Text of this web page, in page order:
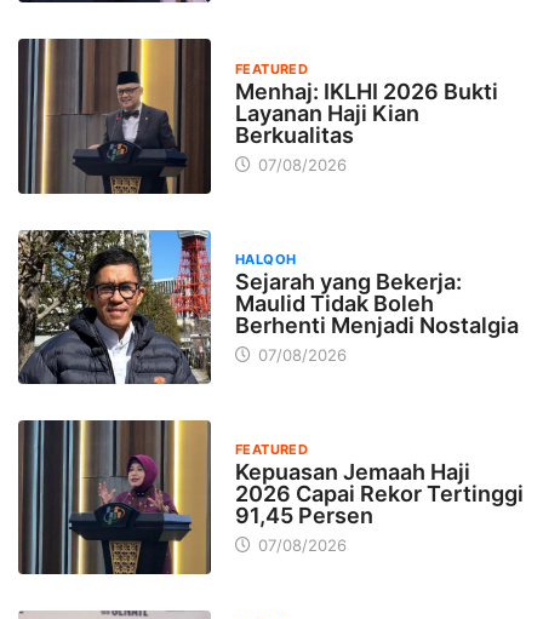
FEATURED
Menhaj: IKLHI 2026 Bukti
Layanan Haji Kian
Berkualitas
07/08/2026
HALQOH
Sejarah yang Bekerja:
Maulid Tidak Boleh
Berhenti Menjadi Nostalgia
07/08/2026
FEATURED
Kepuasan Jemaah Haji
2026 Capai Rekor Tertinggi
91,45 Persen
07/08/2026